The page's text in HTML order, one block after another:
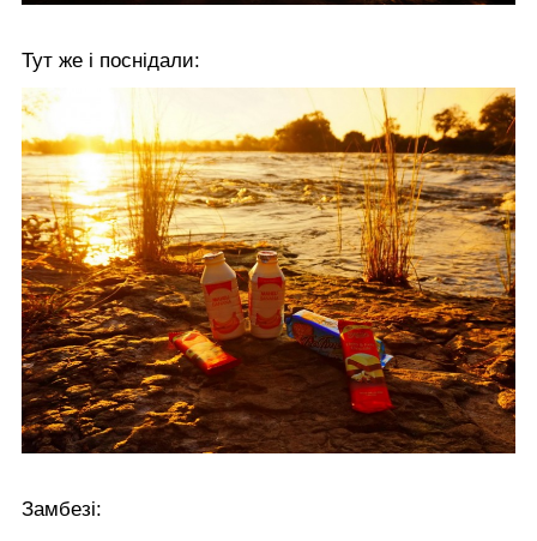
Тут же і поснідали:
Замбезі: